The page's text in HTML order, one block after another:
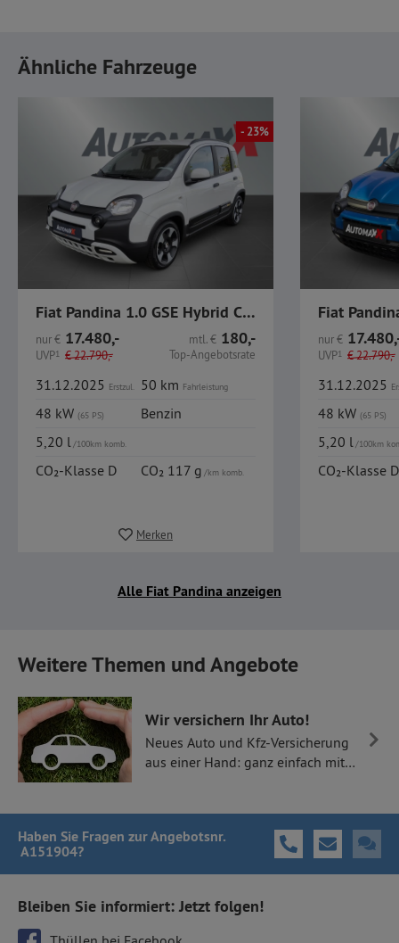
Ähnliche Fahrzeuge
- 23%
Fiat Pandina 1.0 GSE Hybrid Cross CarPlay PDC
nur€ 17.480,-
UVP1 €22.790,-
mtl.€ 180,-
Top-Angebotsrate
31.12.2025 Erstzul. 50 km Fahrleistung
48 kW (65 PS)
Benzin
5,20 l/100km komb.
CO₂-Klasse D CO₂ 117 g/km komb.
Merken
nur€
UVP1 €22.790,-
31.12.2025
48 kW (65 PS)
5,20 l/100km
CO₂-Klasse D
Alle Fiat Pandina anzeigen
Weitere Themen und Angebote
Wir versichern Ihr Auto!
Neues Auto und Kfz-Versicherung
aus einer Hand: ganz einfach mit
Haben Sie Fragen zur Angebotsnr.
A151904?
Bleiben Sie informiert: Jetzt folgen!